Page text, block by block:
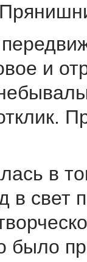
и
в
свет
было